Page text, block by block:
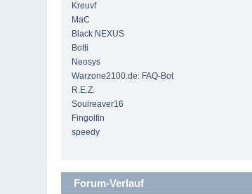
Kreuvf
MaC
Black NEXUS
Botti
Neosys
Warzone2100.de: FAQ-Bot
R.E.Z.
Soulreaver16
Fingolfin
speedy
Forum-Verlauf